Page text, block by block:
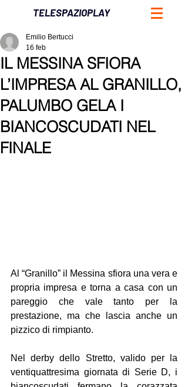
TELESPAZIOPLAY
IL MESSINA SFIORA
L’IMPRESA AL GRANILLO,
PALUMBO GELA I
BIANCOSCUDATI NEL
FINALE
Emilio Bertucci
16 feb
Al “Granillo” il Messina sfiora una vera e
propria impresa e torna a casa con un
pareggio che vale tanto per la
prestazione, ma che lascia anche un
pizzico di rimpianto.
Nel derby dello Stretto, valido per la
ventiquattresima giornata di Serie D, i